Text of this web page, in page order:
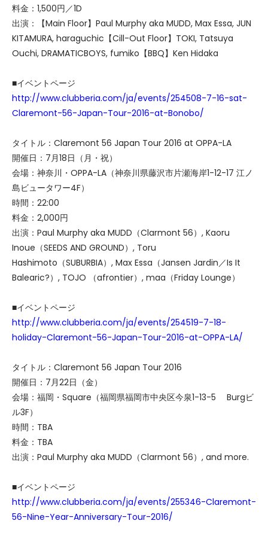
料金：1,500円／1D
出演：【Main Floor】Paul Murphy aka MUDD, Max Essa, JUN
KITAMURA, haraguchic【Cill-Out Floor】TOKI, Tatsuya
Ouchi, DRAMATICBOYS, fumiko【BBQ】Ken Hidaka
■イベントページ
http://www.clubberia.com/ja/events/254508-7-16-sat-
Claremont-56-Japan-Tour-2016-at-Bonobo/
タイトル：Claremont 56 Japan Tour 2016 at OPPA-LA
開催日：7月18日（月・祝）
会場：神奈川・OPPA-LA（神奈川県藤沢市片瀬海岸1-12-17 江ノ
島ビュータワー4F）
時間：22:00
料金：2,000円
出演：Paul Murphy aka MUDD（Clarmont 56）, Kaoru
Inoue（SEEDS AND GROUND）, Toru
Hashimoto（SUBURBIA）, Max Essa（Jansen Jardin／Is It
Balearic?）, TOJO （afrontier）, maa（Friday Lounge）
■イベントページ
http://www.clubberia.com/ja/events/254519-7-18-
holiday-Claremont-56-Japan-Tour-2016-at-OPPA-LA/
タイトル：Claremont 56 Japan Tour 2016
開催日：7月22日（金）
会場：福岡・Square（福岡県福岡市中央区今泉1-13-5 Burgビ
ル3F）
時間：TBA
料金：TBA
出演：Paul Murphy aka MUDD（Clarmont 56）, and more.
■イベントページ
http://www.clubberia.com/ja/events/255346-Claremont-
56-Nine-Year-Anniversary-Tour-2016/